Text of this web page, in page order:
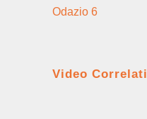
Odazio 6
Video Correlati